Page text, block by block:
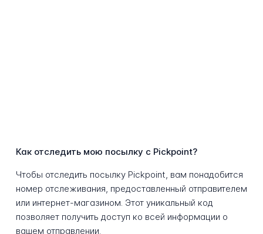
Как отследить мою посылку с Pickpoint?
Чтобы отследить посылку Pickpoint, вам понадобится
номер отслеживания, предоставленный отправителем
или интернет-магазином. Этот уникальный код
позволяет получить доступ ко всей информации о
вашем отправлении.